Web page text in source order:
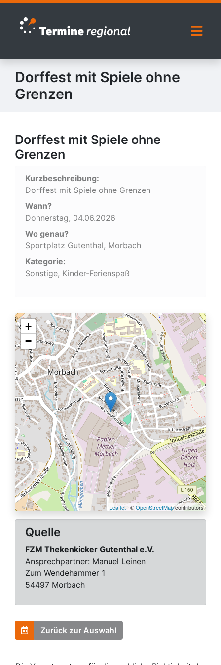
Zur Navigation springen
Zum Inhalt springen
Dorffest mit Spiele ohne
Grenzen
Dorffest mit Spiele ohne
Grenzen
Kurzbeschreibung:
Dorffest mit Spiele ohne Grenzen
Wann?
Donnerstag, 04.06.2026
Wo genau?
Sportplatz Gutenthal, Morbach
Kategorie:
Sonstige, Kinder-Ferienspaß
+
−
Leaflet | ©OpenStreetMapcontributors
Quelle
FZM Thekenkicker Gutenthal e.V.
Ansprechpartner: Manuel Leinen
Zum Wendehammer 1
54497 Morbach
Zurück zur Auswahl